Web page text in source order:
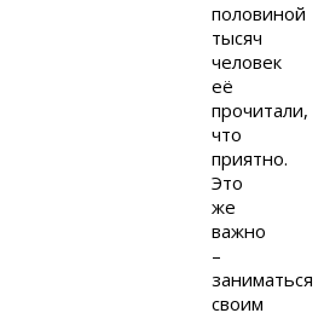
половиной
тысяч
человек
её
прочитали,
что
приятно.
Это
же
важно
–
заниматься
своим